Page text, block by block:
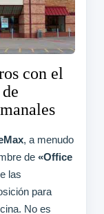
con el
, a menudo
de «Office
las
para
No es